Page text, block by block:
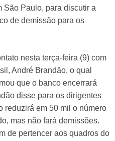
São Paulo, para discutir a
de demissão para os
nesta terça-feira (9) com
André Brandão, o qual
que o banco encerrará
disse para os dirigentes
reduzirá em 50 mil o número
mas não fará demissões.
de pertencer aos quadros do